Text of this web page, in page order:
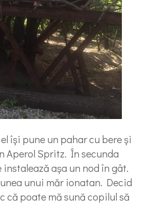
își pune un pahar cu bere și
Aperol Spritz. În secunda
așa un nod în gât.
unui măr ionatan. Decid
că poate mă sună copilul să